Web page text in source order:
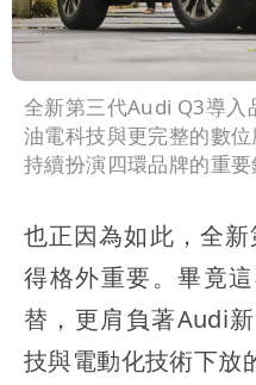
全新第三代Audi Q3導入
油電科技與更完整的數
持續扮演四環品牌的重
也正因為如此，全
得格外重要。畢竟
替，更肩負著Audi
技與電動化技術下放